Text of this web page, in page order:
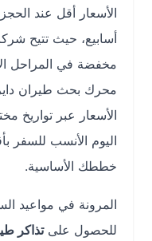
الأسعار أقل عند الحجز
أسابيع، حيث تتيح شركات
مخفضة في المراحل
محرك بحث طيران دايركت،
الأسعار عبر تواريخ
اليوم الأنسب للسفر بأقل
خططك الأساسية.
المرونة في مواعيد السفر
للحصول علىتذاكر طيران